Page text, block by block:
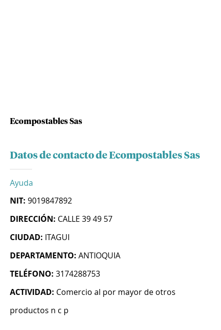
Ecompostables Sas
Datos de contacto de Ecompostables Sas
Ayuda
NIT: 9019847892
DIRECCIÓN: CALLE 39 49 57
CIUDAD: ITAGUI
DEPARTAMENTO: ANTIOQUIA
TELÉFONO: 3174288753
ACTIVIDAD: Comercio al por mayor de otros
productos n c p